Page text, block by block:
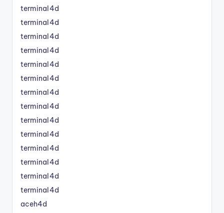
terminal4d
terminal4d
terminal4d
terminal4d
terminal4d
terminal4d
terminal4d
terminal4d
terminal4d
terminal4d
terminal4d
terminal4d
terminal4d
terminal4d
aceh4d